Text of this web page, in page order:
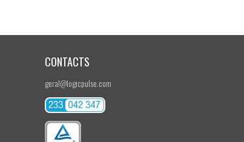
CONTACTS
geral@logicpulse.com